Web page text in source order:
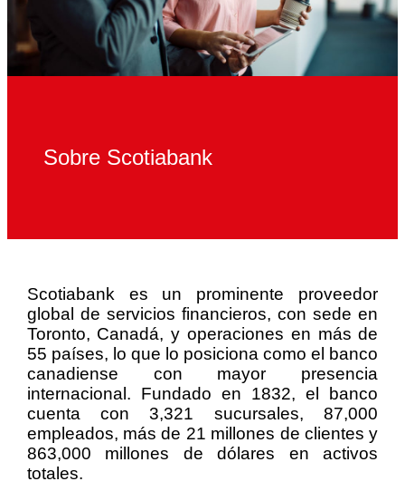
Sobre Scotiabank
Scotiabank es un prominente proveedor
global de servicios financieros, con sede en
Toronto, Canadá, y operaciones en más de
55 países, lo que lo posiciona como el banco
canadiense con mayor presencia
internacional. Fundado en 1832, el banco
cuenta con 3,321 sucursales, 87,000
empleados, más de 21 millones de clientes y
863,000 millones de dólares en activos
totales.